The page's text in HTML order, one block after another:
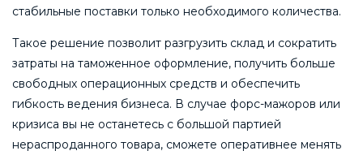
стабильные поставки только необходимого количества.
Такое решение позволит разгрузить склад и сократить
затраты на таможенное оформление, получить больше
свободных операционных средств и обеспечить
гибкость ведения бизнеса. В случае форс-мажоров или
кризиса вы не останетесь с большой партией
нераспроданного товара, сможете оперативнее менять